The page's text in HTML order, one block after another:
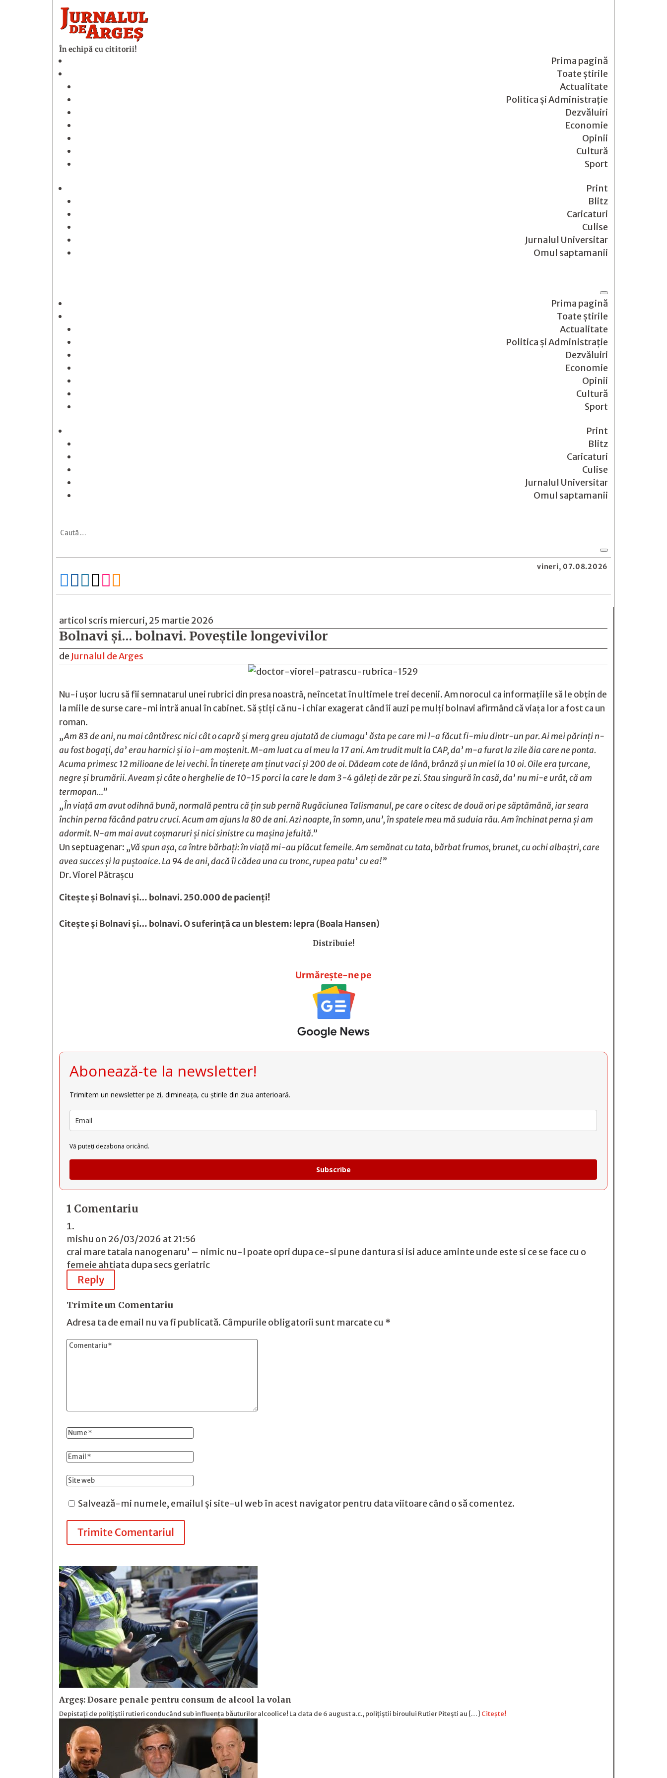
În echipă cu cititorii!
Prima pagină
Toate știrile
Actualitate
Politica și Administrație
Dezvăluiri
Economie
Opinii
Cultură
Sport
Print
Blitz
Caricaturi
Culise
Jurnalul Universitar
Omul saptamanii
Prima pagină
Toate știrile
Actualitate
Politica și Administrație
Dezvăluiri
Economie
Opinii
Cultură
Sport
Print
Blitz
Caricaturi
Culise
Jurnalul Universitar
Omul saptamanii
vineri, 07.08.2026

articol scris miercuri, 25 martie 2026
Bolnavi şi… bolnavi. Poveştile longevivilor
de Jurnalul de Arges
Nu-i ușor lucru să fii semnatarul unei rubrici din presa noastră, neîncetat în ultimele trei decenii. Am norocul ca informațiile să le obțin de
la miile de surse care-mi intră anual în cabinet. Să știți că nu-i chiar exagerat când îi auzi pe mulți bolnavi afirmând că viața lor a fost ca un
roman.
„Am 83 de ani, nu mai cântăresc nici cât o capră și merg greu ajutată de ciumagu’ ăsta pe care mi l-a făcut fi-miu dintr-un par. Ai mei părinți n-
au fost bogați, da’ erau harnici și io i-am moștenit. M-am luat cu al meu la 17 ani. Am trudit mult la CAP, da’ m-a furat la zile ăia care ne ponta.
Acuma primesc 12 milioane de lei vechi. În tinerețe am ținut vaci și 200 de oi. Dădeam cote de lână, brânză și un miel la 10 oi. Oile era țurcane,
negre și brumării. Aveam și câte o herghelie de 10-15 porci la care le dam 3-4 găleți de zăr pe zi. Stau singură în casă, da’ nu mi-e urât, că am
termopan…”
„În viață am avut odihnă bună, normală pentru că țin sub pernă Rugăciunea Talismanul, pe care o citesc de două ori pe săptămână, iar seara
închin perna făcând patru cruci. Acum am ajuns la 80 de ani. Azi noapte, în somn, unu’, în spatele meu mă suduia rău. Am închinat perna și am
adormit. N-am mai avut coșmaruri și nici sinistre cu mașina jefuită.”
Un septuagenar: „Vă spun așa, ca între bărbați: în viață mi-au plăcut femeile. Am semănat cu tata, bărbat frumos, brunet, cu ochi albaștri, care
avea succes și la puștoaice. La 94 de ani, dacă îi cădea una cu tronc, rupea patu’ cu ea!”
Dr. Viorel Pătraşcu
Citește șiBolnavi şi… bolnavi. 250.000 de pacienţi!
Citește șiBolnavi şi… bolnavi. O suferinţă ca un blestem: lepra (Boala Hansen)
Distribuie!
Urmărește-ne pe
Abonează-te la newsletter!
Trimitem un newsletter pe zi, dimineața, cu știrile din ziua anterioară.
Vă puteți dezabona oricând.
Subscribe
1 Comentariu
mishu on 26/03/2026 at 21:56
crai mare tataia nanogenaru’ – nimic nu-l poate opri dupa ce-si pune dantura si isi aduce aminte unde este si ce se face cu o
femeie ahtiata dupa secs geriatric
Reply
Trimite un Comentariu
Adresa ta de email nu va fi publicată. Câmpurile obligatorii sunt marcate cu *
Salvează-mi numele, emailul și site-ul web în acest navigator pentru data viitoare când o să comentez.
Trimite Comentariul
Argeș: Dosare penale pentru consum de alcool la volan
Depistați de polițiștii rutieri conducând sub influența băuturilor alcoolice! La data de 6 august a.c., polițiștii biroului Rutier Pitești au […] Citește!